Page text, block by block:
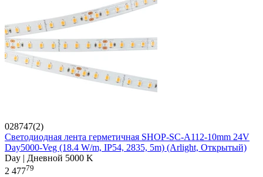
028747(2)
Светодиодная лента герметичная SHOP-SC-A112-10mm 24V
Day5000-Veg (18.4 W/m, IP54, 2835, 5m) (Arlight, Открытый)
Day | Дневной 5000 K
2 47779